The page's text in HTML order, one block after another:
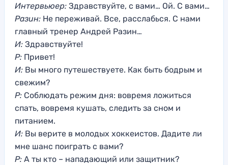
Интервьюер: Здравствуйте, с вами… Ой. С вами…
Разин: Не переживай. Все, расслабься. С нами
главный тренер Андрей Разин…
И: Здравствуйте!
Р: Привет!
И: Вы много путешествуете. Как быть бодрым и
свежим?
Р: Соблюдать режим дня: вовремя ложиться
спать, вовремя кушать, следить за сном и
питанием.
И: Вы верите в молодых хоккеистов. Дадите ли
мне шанс поиграть с вами?
Р: А ты кто – нападающий или защитник?